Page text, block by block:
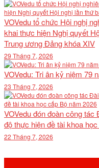
VOVedu tổ chức Hội nghị
khai thực hiện Nghị quyết
Trung ương Đảng khóa XIV
29 Tháng 7, 2026
VOVedu: Tri ân kỷ niệm 79
23 Tháng 7, 2026
VOVedu đón đoàn công
độ thực hiện đề tài khoa
22 Tháng 7, 2026